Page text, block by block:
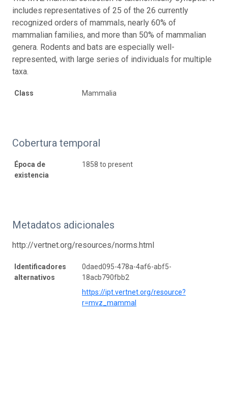
includes representatives of 25 of the 26 currently
recognized orders of mammals, nearly 60% of
mammalian families, and more than 50% of mammalian
genera. Rodents and bats are especially well-
represented, with large series of individuals for multiple
taxa.
Class Mammalia
Cobertura temporal
Época de
existencia
1858 to present
Metadatos adicionales
http://vertnet.org/resources/norms.html
Identificadores
alternativos
0daed095-478a-4af6-abf5-
18acb790fbb2
https://ipt.vertnet.org/resource?
r=mvz_mammal